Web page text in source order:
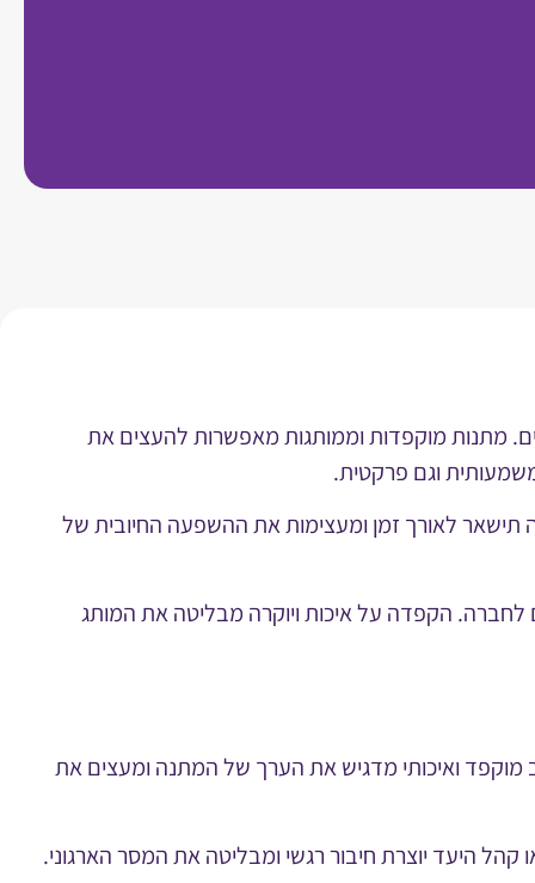
הארגוניים. מתנות מוקפדות וממותגות מאפשרות להעצים את
וגם פרקטית.
תישאר לאורך זמן ומעצימות את ההשפעה החיובית של
לחברה. הקפדה על איכות ויוקרה מבליטה את המותג
מוקפד ואיכותי מדגיש את הערך של המתנה ומעצים את
היעד יוצרת חיבור רגשי ומבליטה את המסר הארגוני.